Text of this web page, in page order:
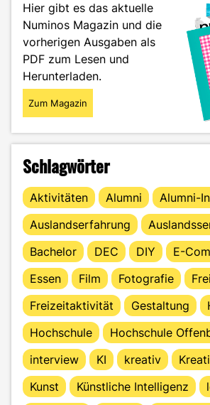
dein
Selbstbild
beeinflusst"
Hier gibt es das aktuelle
Numinos Magazin und die
vorherigen Ausgaben als
PDF zum Lesen und
Herunterladen.
Zum Magazin
Schlagwörter
Aktivitäten Alumni
Alumni-
Auslandserfahrung
Bachelor
DEC DIY
E-
Essen
Film Fotografie
Freizeitaktivität
Gestaltung
Hochschule
Hochschule
interview
KI kreativ
Kunst
Künstliche Intelligenz